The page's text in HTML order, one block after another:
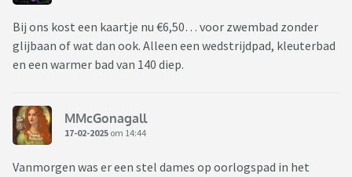
Bij ons kost een kaartje nu €6,50… voor zwembad zonder
glijbaan of wat dan ook. Alleen een wedstrijdpad, kleuterbad
en een warmer bad van 140 diep.
MMcGonagall
17-02-2025 om 14:44
Vanmorgen was er een stel dames op oorlogspad in het